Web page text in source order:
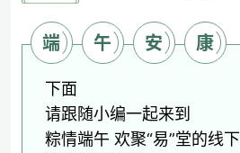
端 午 安 康
下面
请跟随小编一起来到
粽情端午 欢聚“易”堂的线下